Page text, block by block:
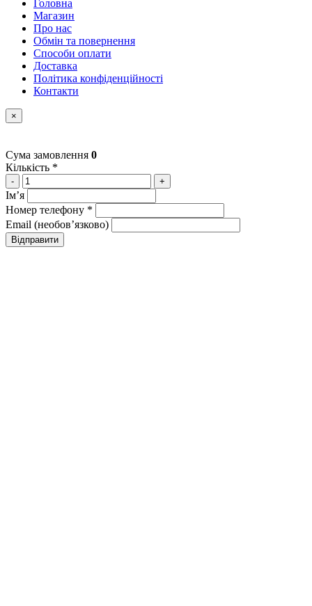
Головна
Магазин
Про нас
Обмін та повернення
Способи оплати
Доставка
Політика конфіденційності
Контакти
×
Сума замовлення 0
Кількість *
- +
Імʼя
Номер телефону *
Email (необовʼязково)
Відправити